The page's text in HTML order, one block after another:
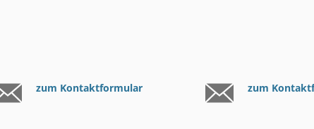
zum Kontaktformular zum